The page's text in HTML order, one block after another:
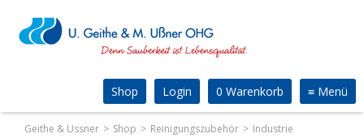
≡ Menü
0 Warenkorb
Login
Shop
Geithe & Ussner Shop Reinigungszubehör
Industrie